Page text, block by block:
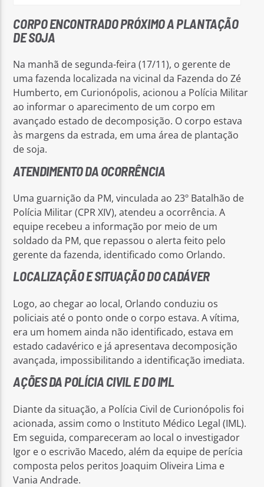
CORPO ENCONTRADO PRÓXIMO A PLANTAÇÃO
DE SOJA
Na manhã de segunda-feira (17/11), o gerente de
uma fazenda localizada na vicinal da Fazenda do Zé
Humberto, em Curionópolis, acionou a Polícia Militar
ao informar o aparecimento de um corpo em
avançado estado de decomposição. O corpo estava
às margens da estrada, em uma área de plantação
de soja.
ATENDIMENTO DA OCORRÊNCIA
Uma guarnição da PM, vinculada ao 23º Batalhão de
Polícia Militar (CPR XIV), atendeu a ocorrência. A
equipe recebeu a informação por meio de um
soldado da PM, que repassou o alerta feito pelo
gerente da fazenda, identificado como Orlando.
LOCALIZAÇÃO E SITUAÇÃO DO CADÁVER
Logo, ao chegar ao local, Orlando conduziu os
policiais até o ponto onde o corpo estava. A vítima,
era um homem ainda não identificado, estava em
estado cadavérico e já apresentava decomposição
avançada, impossibilitando a identificação imediata.
AÇÕES DA POLÍCIA CIVIL E DO IML
Diante da situação, a Polícia Civil de Curionópolis foi
acionada, assim como o Instituto Médico Legal (IML).
Em seguida, compareceram ao local o investigador
Igor e o escrivão Macedo, além da equipe de perícia
composta pelos peritos Joaquim Oliveira Lima e
Vania Andrade.